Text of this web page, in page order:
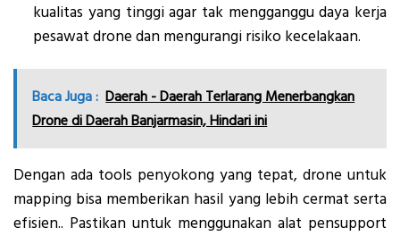
kualitas yang tinggi agar tak mengganggu daya kerja
pesawat drone dan mengurangi risiko kecelakaan.
Baca Juga : Daerah - Daerah Terlarang Menerbangkan
Drone di Daerah Banjarmasin, Hindari ini
Dengan ada tools penyokong yang tepat, drone untuk
mapping bisa memberikan hasil yang lebih cermat serta
efisien.. Pastikan untuk menggunakan alat pensupport